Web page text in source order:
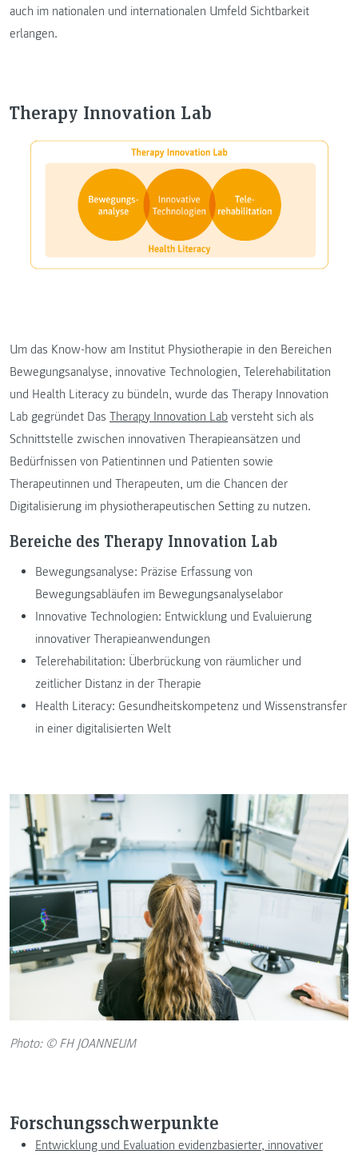
auch im nationalen und internationalen Umfeld Sichtbarkeit
erlangen.
Therapy Innovation Lab
Um das Know-how am Institut Physiotherapie in den Bereichen
Bewegungsanalyse, innovative Technologien, Telerehabilitation
und Health Literacy zu bündeln, wurde das Therapy Innovation
Lab gegründet Das Therapy Innovation Lab versteht sich als
Schnittstelle zwischen innovativen Therapieansätzen und
Bedürfnissen von Patientinnen und Patienten sowie
Therapeutinnen und Therapeuten, um die Chancen der
Digitalisierung im physiotherapeutischen Setting zu nutzen.
Bereiche des Therapy Innovation Lab
Bewegungsanalyse: Präzise Erfassung von
Bewegungsabläufen im Bewegungsanalyselabor
Innovative Technologien: Entwicklung und Evaluierung
innovativer Therapieanwendungen
Telerehabilitation: Überbrückung von räumlicher und
zeitlicher Distanz in der Therapie
Health Literacy: Gesundheitskompetenz und Wissenstransfer
in einer digitalisierten Welt
Photo: © FH JOANNEUM
Forschungsschwerpunkte
Entwicklung und Evaluation evidenzbasierter, innovativer